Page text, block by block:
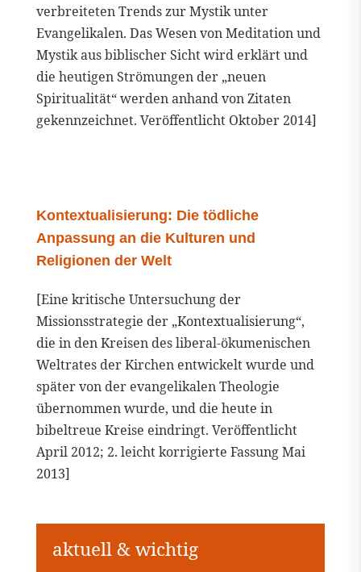
verbreiteten Trends zur Mystik unter
Evangelikalen. Das Wesen von Meditation und
Mystik aus biblischer Sicht wird erklärt und
die heutigen Strömungen der „neuen
Spiritualität“ werden anhand von Zitaten
gekennzeichnet. Veröffentlicht Oktober 2014]
Kontextualisierung: Die tödliche
Anpassung an die Kulturen und
Religionen der Welt
[Eine kritische Untersuchung der
Missionsstrategie der „Kontextualisierung“,
die in den Kreisen des liberal-ökumenischen
Weltrates der Kirchen entwickelt wurde und
später von der evangelikalen Theologie
übernommen wurde, und die heute in
bibeltreue Kreise eindringt. Veröffentlicht
April 2012; 2. leicht korrigierte Fassung Mai
2013]